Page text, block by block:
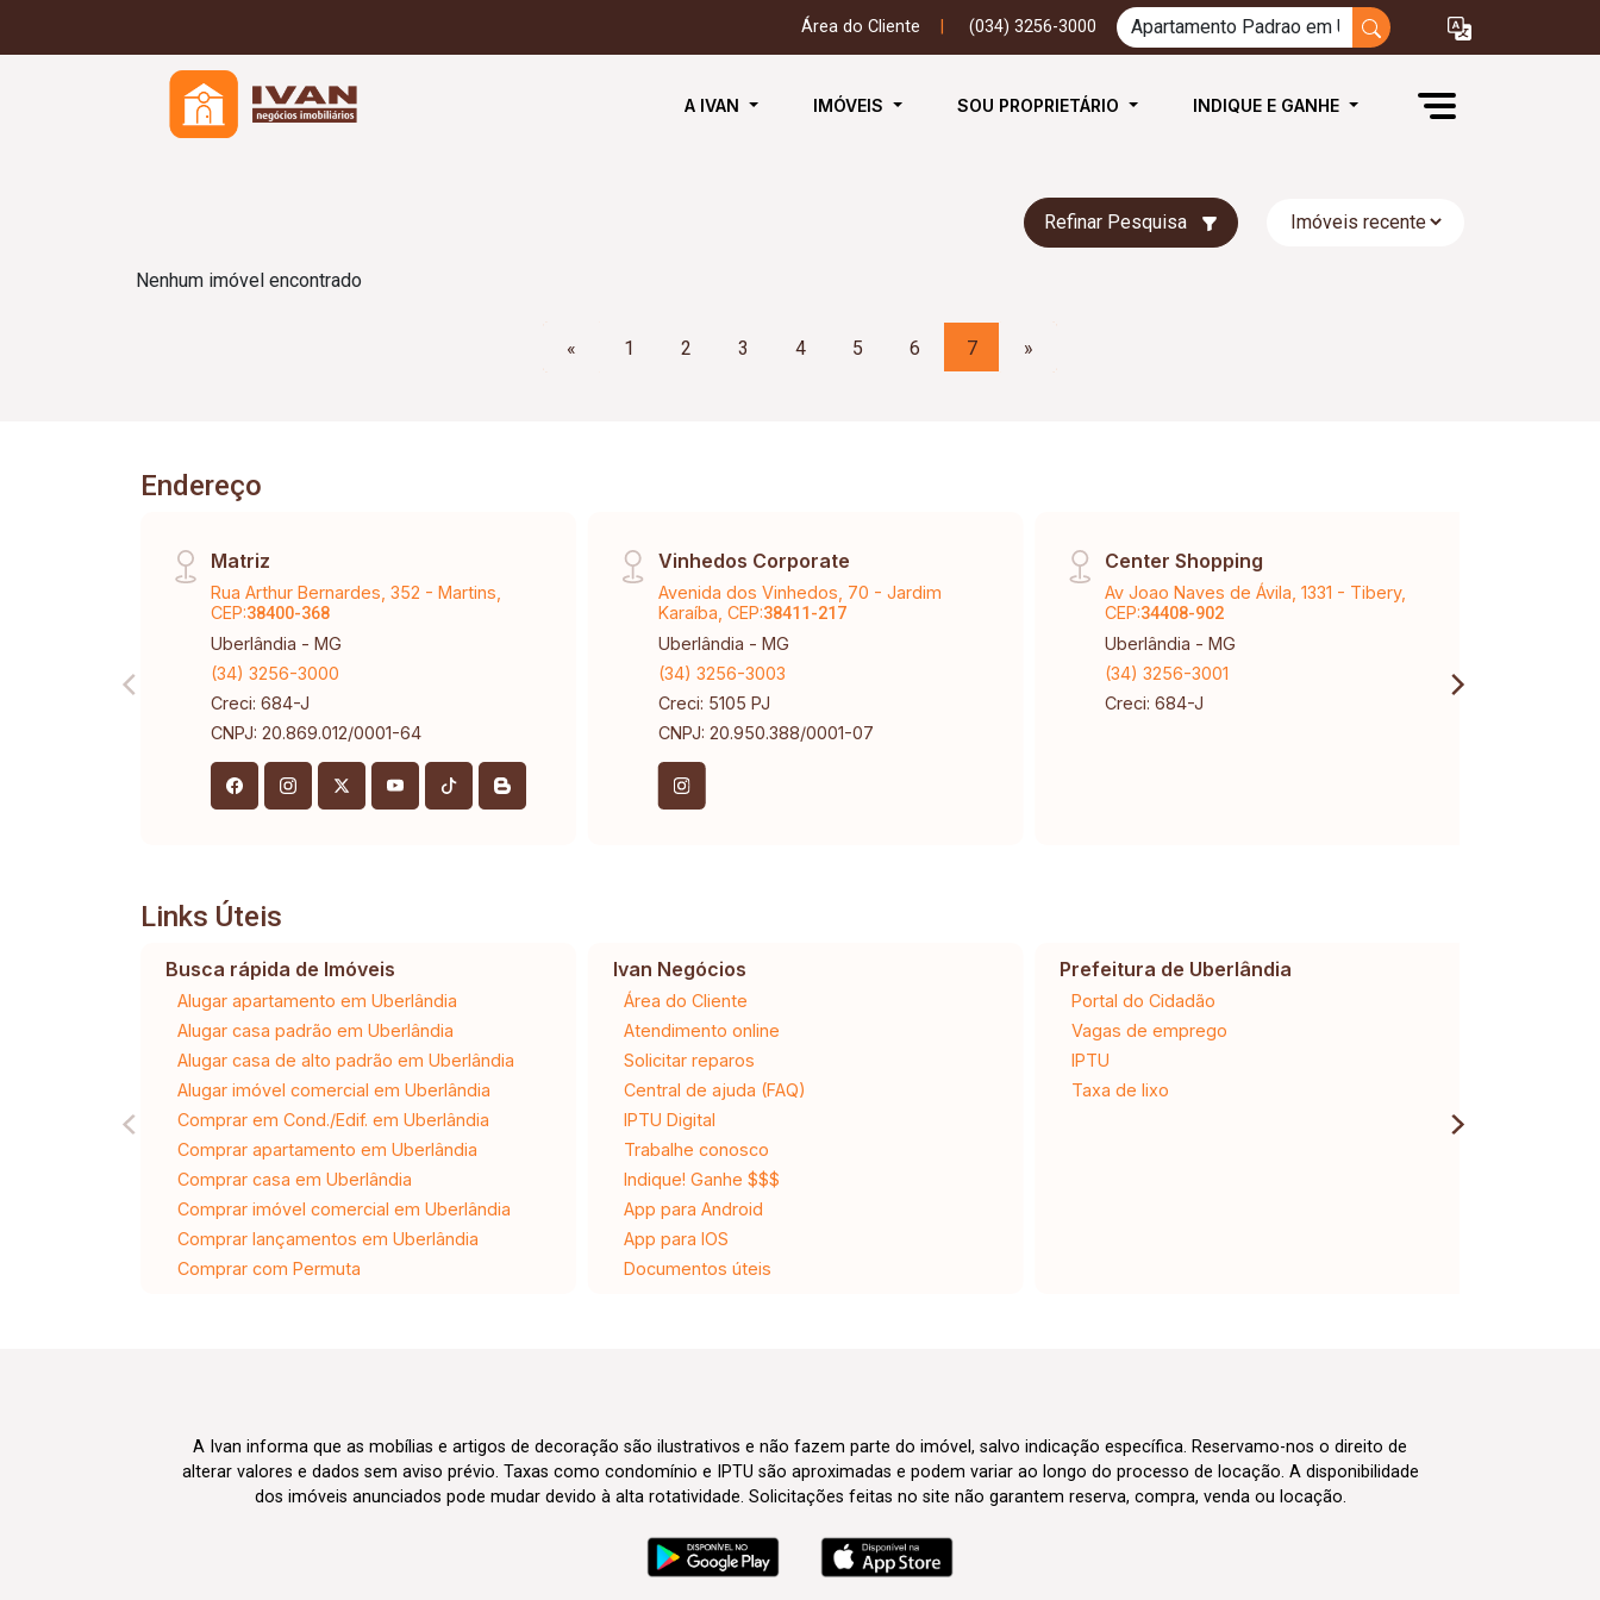
Área do Cliente (034) 3256-3000
A IVAN IMÓVEIS SOU PROPRIETÁRIO INDIQUE E GANHE
Refinar Pesquisa
Nenhum imóvel encontrado
« 1 2 3 4 5 6 7 »
Endereço
Matriz
Rua Arthur Bernardes, 352 - Martins,
CEP:38400-368
Uberlândia - MG
(34) 3256-3000
Creci: 684-J
CNPJ: 20.869.012/0001-64
Vinhedos Corporate
Avenida dos Vinhedos, 70 - Jardim
Karaíba, CEP:38411-217
Uberlândia - MG
(34) 3256-3003
Creci: 5105 PJ
CNPJ: 20.950.388/0001-07
Center Shopping
Av Joao Naves de Ávila, 1331 - Tibery,
CEP:34408-902
Uberlândia - MG
(34) 3256-3001
Creci: 684-J
Links Úteis
Busca rápida de Imóveis
Alugar apartamento em Uberlândia
Alugar casa padrão em Uberlândia
Alugar casa de alto padrão em Uberlândia
Alugar imóvel comercial em Uberlândia
Comprar em Cond./Edif. em Uberlândia
Comprar apartamento em Uberlândia
Comprar casa em Uberlândia
Comprar imóvel comercial em Uberlândia
Comprar lançamentos em Uberlândia
Comprar com Permuta
Ivan Negócios
Área do Cliente
Atendimento online
Solicitar reparos
Central de ajuda (FAQ)
IPTU Digital
Trabalhe conosco
Indique! Ganhe $$$
App para Android
App para IOS
Documentos úteis
Prefeitura de Uberlândia
Portal do Cidadão
Vagas de emprego
IPTU
Taxa de lixo
A Ivan informa que as mobílias e artigos de decoração são ilustrativos e não fazem parte do imóvel, salvo indicação específica. Reservamo-nos o direito de
alterar valores e dados sem aviso prévio. Taxas como condomínio e IPTU são aproximadas e podem variar ao longo do processo de locação. A disponibilidade
dos imóveis anunciados pode mudar devido à alta rotatividade. Solicitações feitas no site não garantem reserva, compra, venda ou locação.